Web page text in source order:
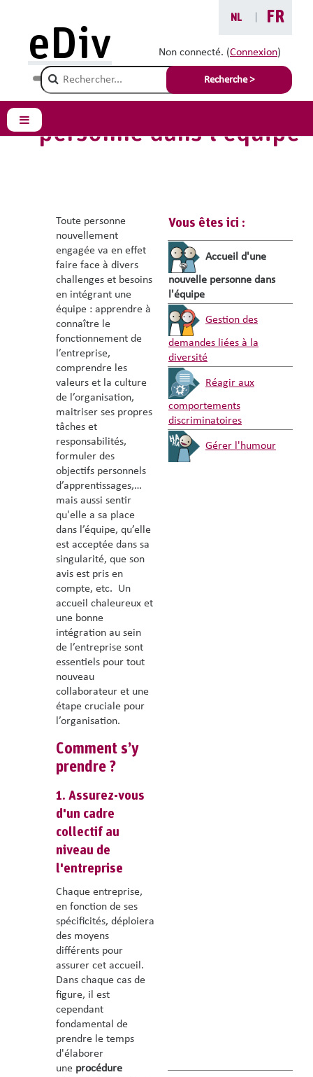
NL
FR
Non connecté. (Connexion)
Champ de recherche
Recherche >
eDiv
Panneau latéral
Gérer une
équipe
personne dans l'équipe
Accueil d'une nouvelle
personne dans l'équipe
Toute personne
nouvellement
engagée va en effet
faire face à divers
challenges et besoins
en intégrant une
équipe : apprendre à
connaître le
fonctionnement de
l’entreprise,
comprendre les
valeurs et la culture
de l’organisation,
maitriser ses propres
tâches et
responsabilités,
formuler des
objectifs personnels
d’apprentissages,…
mais aussi sentir
qu'elle a sa place
dans l’équipe, qu’elle
est acceptée dans sa
singularité, que son
avis est pris en
compte, etc. Un
accueil chaleureux et
une bonne
intégration au sein
de l’entreprise sont
essentiels pour tout
nouveau
collaborateur et une
étape cruciale pour
l’organisation.
Comment s’y
prendre ?
1. Assurez-vous
d'un cadre
collectif au
niveau de
l'entreprise
Chaque entreprise,
en fonction de ses
spécificités, déploiera
des moyens
différents pour
assurer cet accueil.
Dans chaque cas de
figure, il est
cependant
fondamental de
prendre le temps
d'élaborer
une procédure
Vous êtes ici :
Accueil d'une
nouvelle personne dans
l'équipe
Gestion des
demandes liées à la
diversité
Réagir aux
comportements
discriminatoires
Gérer l'humour